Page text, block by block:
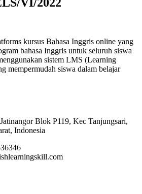
VI/2022
kursus Bahasa Inggris online yang
bahasa Inggris untuk seluruh siswa
sistem LMS (Learning
mempermudah siswa dalam belajar
Blok P119, Kec Tanjungsari,
Indonesia